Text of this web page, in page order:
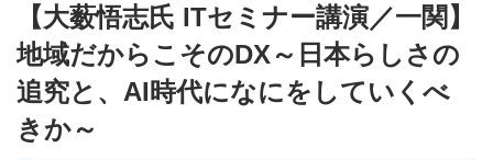
ま
た、
自
治
体
【大薮悟志氏 ITセミナー講演／一関】
地域だからこそのDX～日本らしさの
追究と、AI時代になにをしていくべ
きか～